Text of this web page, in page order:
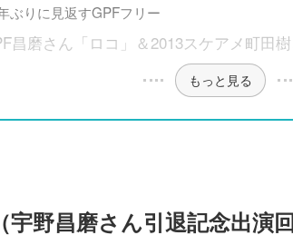
ぶりに見返すGPFフリー
昌磨さん「ロコ」＆2013スケアメ町田
もっと見る
野昌磨さん引退記念出演回